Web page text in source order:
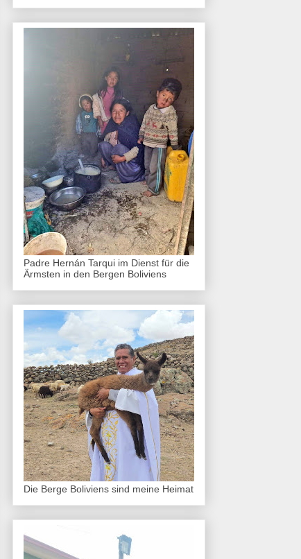
Padre Hernán Tarqui im Dienst für die
Ärmsten in den Bergen Boliviens
Die Berge Boliviens sind meine Heimat